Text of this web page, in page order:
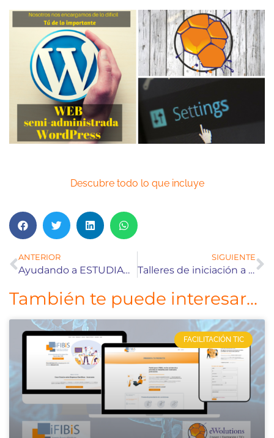
Descubre todo lo que incluye
ANTERIOR
Ayudando a ESTUDIAR MEJOR – Próximamente en eWolutions
SIGUIENTE
Talleres de iniciación a WordPress y las TICs
También te puede interesar...
FACILITACIÓN TIC